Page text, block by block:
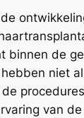
binnen de
niet
van